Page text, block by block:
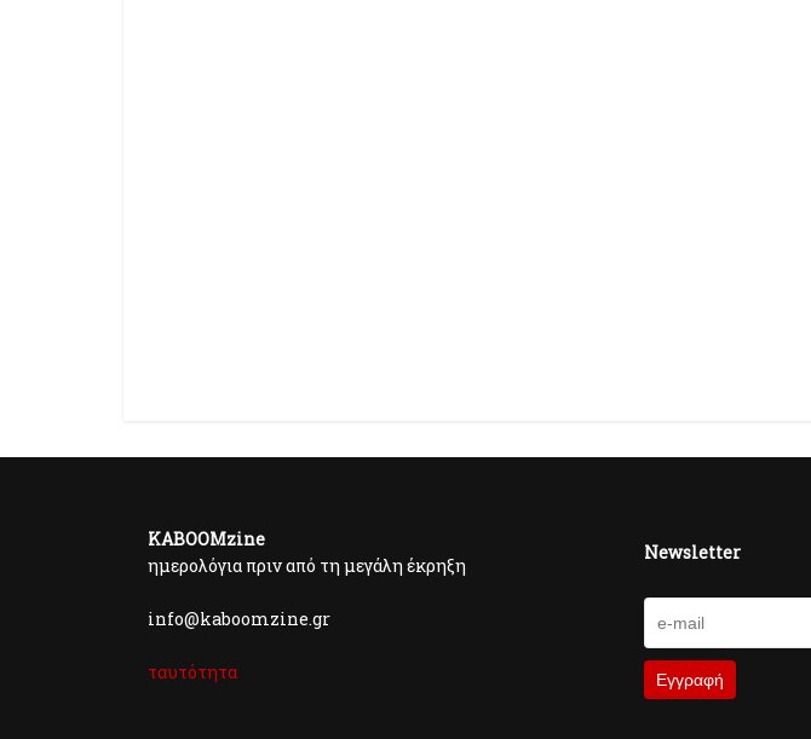
KABOOMzine
ημερολόγια πριν από τη μεγάλη έκρηξη
info@kaboomzine.gr
ταυτότητα
Newsletter